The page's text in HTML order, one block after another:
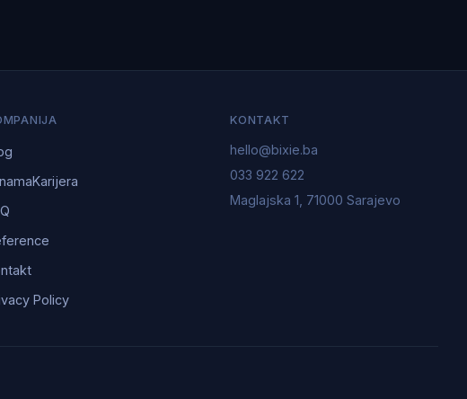
Karijera
Policy
KONTAKT
hello@bixie.ba
033 922 622
Maglajska 1, 71000 Sarajevo